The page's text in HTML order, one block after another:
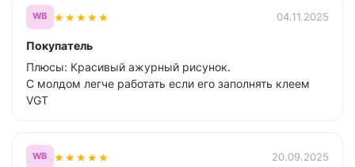
WB ★★★★★ 04.11.2025
Покупатель
Плюсы: Красивый ажурный рисунок.
С молдом легче работать если его заполнять клеем
VGT
WB ★★★★★ 20.09.2025